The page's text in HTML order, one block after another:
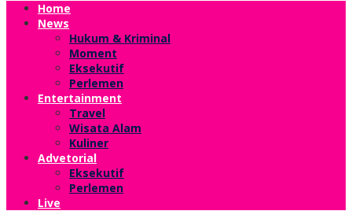
Home
News
Hukum & Kriminal
Moment
Eksekutif
Perlemen
Entertainment
Travel
Wisata Alam
Kuliner
Advetorial
Eksekutif
Perlemen
Live